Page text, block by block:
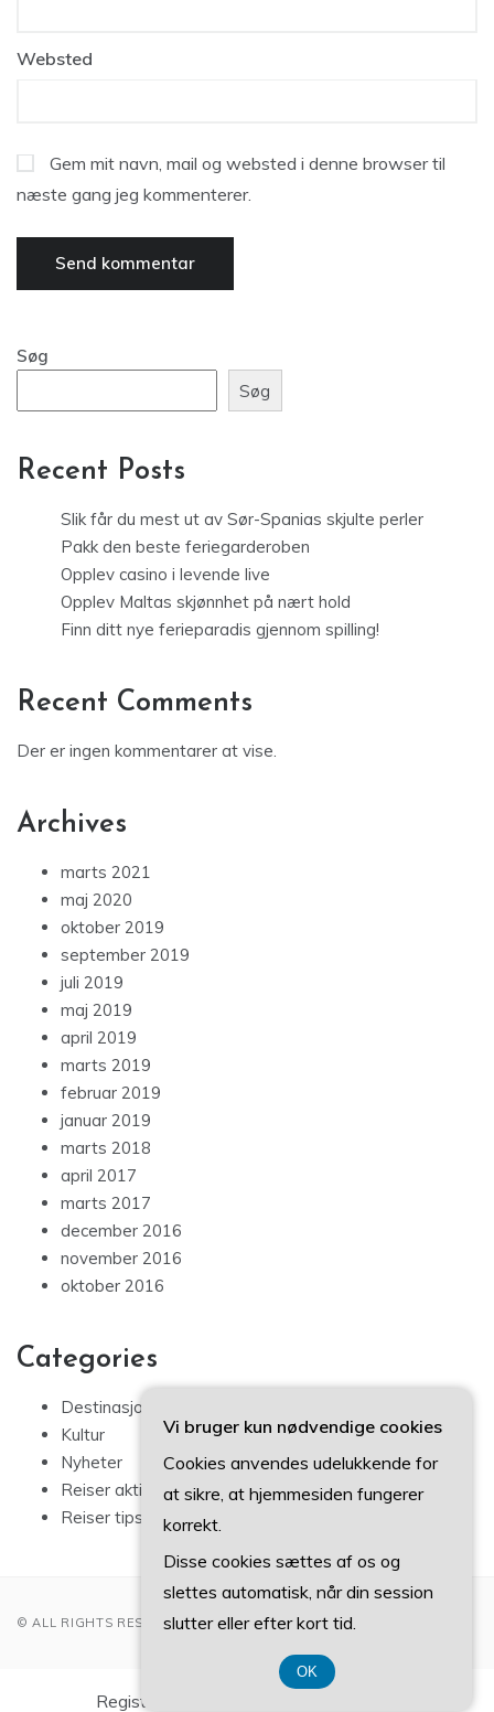
Websted
Gem mit navn, mail og websted i denne browser til
næste gang jeg kommenterer.
Søg
Søg
Recent Posts
Slik får du mest ut av Sør-Spanias skjulte perler
Pakk den beste feriegarderoben
Opplev casino i levende live
Opplev Maltas skjønnhet på nært hold
Finn ditt nye ferieparadis gjennom spilling!
Recent Comments
Der er ingen kommentarer at vise.
Archives
marts 2021
maj 2020
oktober 2019
september 2019
juli 2019
maj 2019
april 2019
marts 2019
februar 2019
januar 2019
marts 2018
april 2017
marts 2017
december 2016
november 2016
oktober 2016
Categories
Destinasjoner
Kultur
Nyheter
Reiser aktiviteter
Reiser tips
© ALL RIGHTS RESERVED 2022
Registreringsnummer DK-37 40 77 39
Vi bruger kun nødvendige cookies
Cookies anvendes udelukkende for
at sikre, at hjemmesiden fungerer
korrekt.
Disse cookies sættes af os og
slettes automatisk, når din session
slutter eller efter kort tid.
OK